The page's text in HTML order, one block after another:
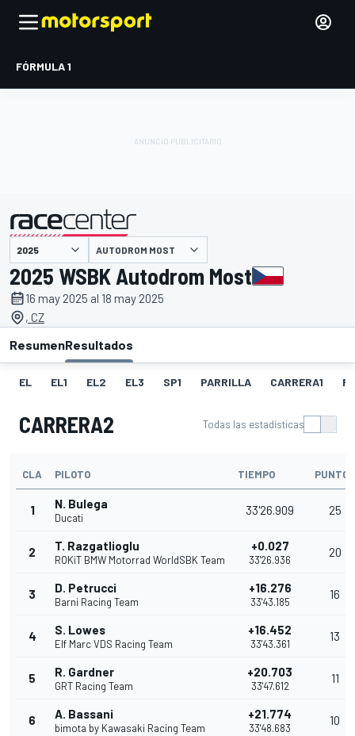
FÓRMULA 1
presentado por AUTODROM MOST
2025 WSBK Autodrom Most
16 may 2025 al 18 may 2025
, CZ
ResumenResultados
EL EL1 EL2 EL3 SP1 PARRILLA CARRERA1
CARRERA2 Todas las estadísticas
CLA PILOTO TIEMPO PUNTOS
1 N. Bulega
Ducati
33'26.909 25
2 T. Razgatlioglu
ROKiT BMW Motorrad WorldSBK Team
+0.027
33'26.936
20
3 D. Petrucci
Barni Racing Team
+16.276
33'43.185
16
4 S. Lowes
Elf Marc VDS Racing Team
+16.452
33'43.361
13
5 R. Gardner
GRT Racing Team
+20.703
33'47.612
11
6 A. Bassani
bimota by Kawasaki Racing Team
+21.774
33'48.683
10